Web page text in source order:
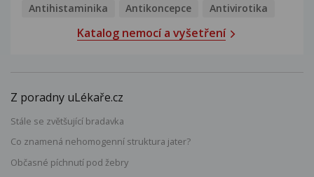
Antihistaminika
Antikoncepce Antivirotika
Katalog nemocí a vyšetření
Z poradny uLékaře.cz
Stále se zvětšující bradavka
Co znamená nehomogenní struktura jater?
Občasné píchnutí pod žebry